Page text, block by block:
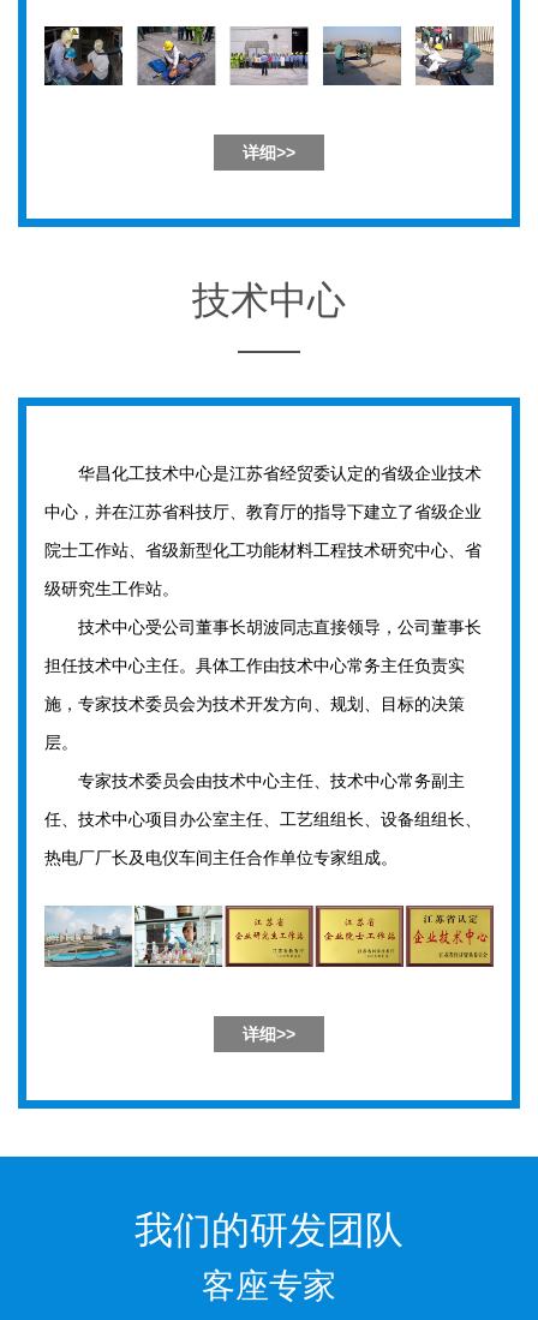
详细>>
技术中心
华昌化工技术中心是江苏省经贸委认定的省级企业技术
中心，并在江苏省科技厅、教育厅的指导下建立了省级企业
院士工作站、省级新型化工功能材料工程技术研究中心、省
级研究生工作站。
技术中心受公司董事长胡波同志直接领导，公司董事长
担任技术中心主任。具体工作由技术中心常务主任负责实
施，专家技术委员会为技术开发方向、规划、目标的决策
层。
专家技术委员会由技术中心主任、技术中心常务副主
任、技术中心项目办公室主任、工艺组组长、设备组组长、
热电厂厂长及电仪车间主任合作单位专家组成。
详细>>
我们的研发团队
客座专家